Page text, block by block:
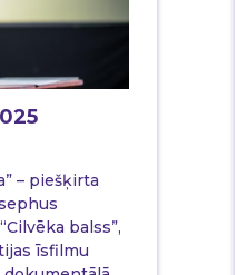
– piešķirta
balss”,
īsfilmu